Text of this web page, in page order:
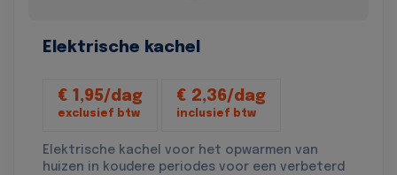
Elektrische kachel
€ 1,95/dag
exclusief btw
€ 2,36/dag
inclusief btw
Elektrische kachel voor het opwarmen van
huizen in koudere periodes voor een verbeterd